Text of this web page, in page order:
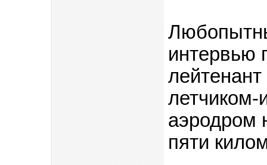
интервью
аэродром
пяти